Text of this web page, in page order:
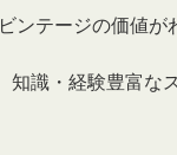
ビンテージの価値が
知識・経験豊富な